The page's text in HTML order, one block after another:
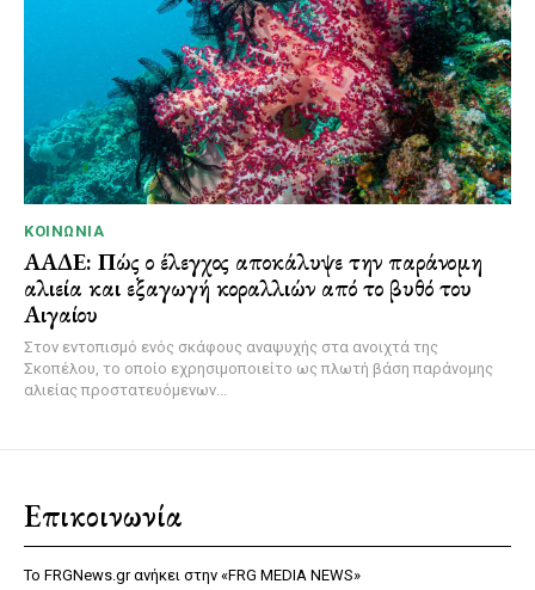
ΚΟΙΝΩΝΊΑ
ΑΑΔΕ: Πώς ο έλεγχος αποκάλυψε την παράνομη
αλιεία και εξαγωγή κοραλλιών από το βυθό του
Αιγαίου
Στον εντοπισμό ενός σκάφους αναψυχής στα ανοιχτά της
Σκοπέλου, το οποίο εχρησιμοποιείτο ως πλωτή βάση παράνομης
αλιείας προστατευόμενων...
Επικοινωνία
Το FRGNews.gr ανήκει στην «FRG MEDIA NEWS»